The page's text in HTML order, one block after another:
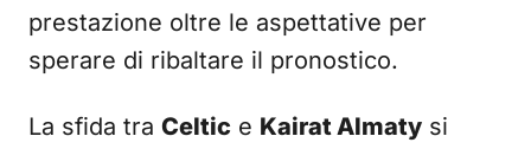
prestazione oltre le aspettative per
sperare di ribaltare il pronostico.
La sfida tra Celtic e Kairat Almaty si